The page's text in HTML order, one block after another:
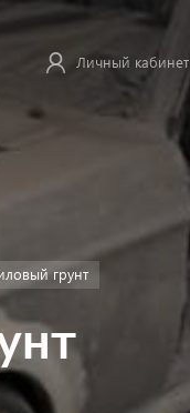
Личный кабинет
грунт